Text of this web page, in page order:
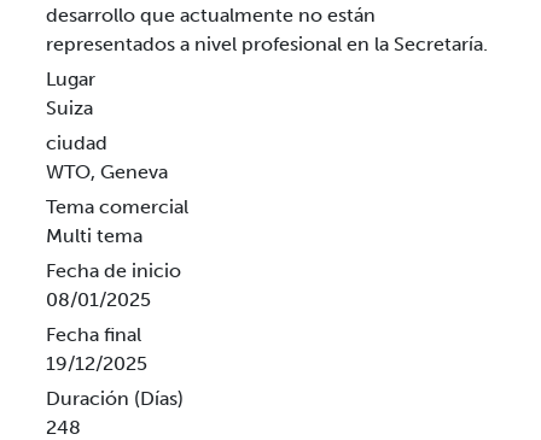
desarrollo que actualmente no están
representados a nivel profesional en la Secretaría.
Lugar
Suiza
ciudad
WTO, Geneva
Tema comercial
Multi tema
Fecha de inicio
08/01/2025
Fecha final
19/12/2025
Duración (Días)
248